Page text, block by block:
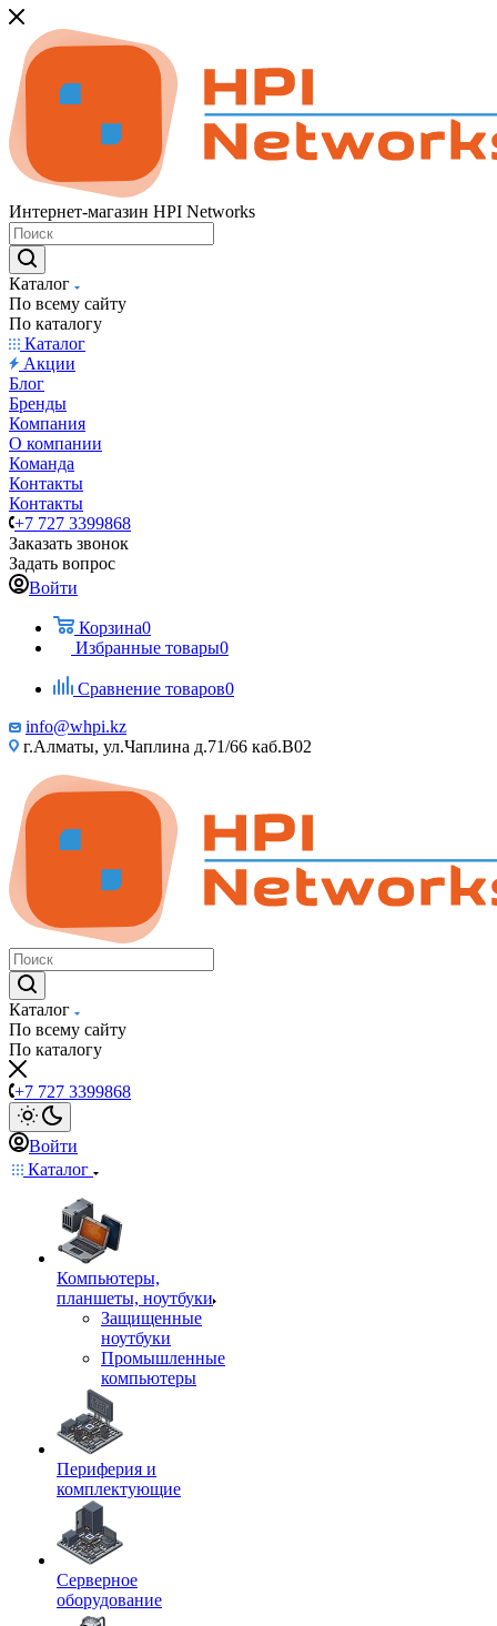
Интернет-магазин HPI Networks
Каталог
По всему сайту
По каталогу
Каталог
Акции
Блог
Бренды
Компания
О компании
Команда
Контакты
Контакты
+7 727 3399868
Заказать звонок
Задать вопрос
Войти
Корзина0
Избранные товары0
Сравнение товаров0
info@whpi.kz
г.Алматы, ул.Чаплина д.71/66 каб.B02
Каталог
По всему сайту
По каталогу
+7 727 3399868
Войти
Каталог
Компьютеры,
планшеты, ноутбуки
Защищенные
ноутбуки
Промышленные
компьютеры
Периферия и
комплектующие
Серверное
оборудование